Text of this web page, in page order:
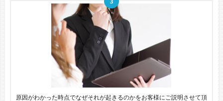
原因がわかった時点でなぜそれが起きるのかをお客様にご説明させて頂